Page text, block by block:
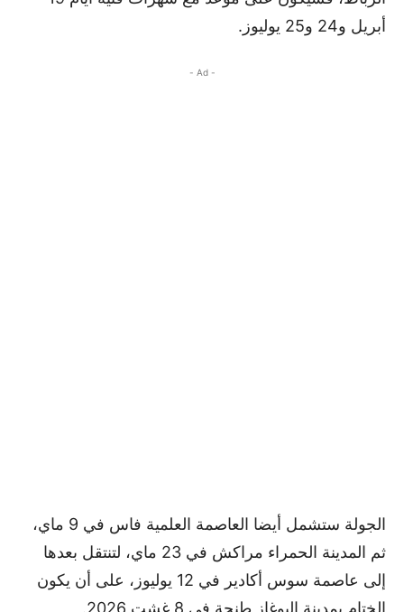
أبريل و24 و25 يوليوز.
- Ad -
الجولة ستشمل أيضا العاصمة العلمية فاس في 9 ماي،
ثم المدينة الحمراء مراكش في 23 ماي، لتنتقل بعدها
إلى عاصمة سوس أكادير في 12 يوليوز، على أن يكون
الختام بمدينة البوغاز طنجة في 8 غشت 2026.